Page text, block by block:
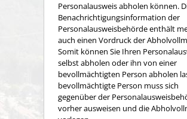
Personalausweis abholen können.
Benachrichtigungsinformation der
Personalausweisbehörde enthält
auch einen Vordruck der
Somit können Sie Ihren
selbst abholen oder ihn von einer
bevollmächtigten Person abholen
bevollmächtigte Person muss sich
gegenüber der
vorher ausweisen und die